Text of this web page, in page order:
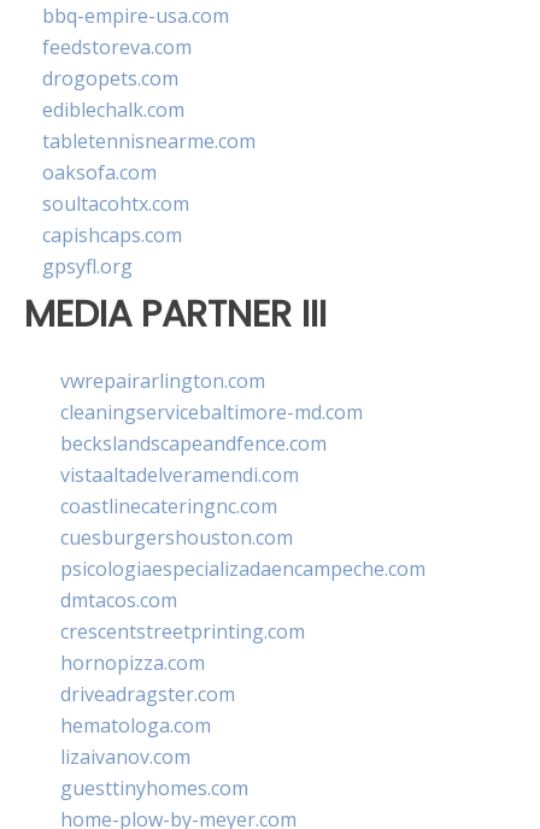
bbq-empire-usa.com
feedstoreva.com
drogopets.com
ediblechalk.com
tabletennisnearme.com
oaksofa.com
soultacohtx.com
capishcaps.com
gpsyfl.org
MEDIA PARTNER III
vwrepairarlington.com
cleaningservicebaltimore-md.com
beckslandscapeandfence.com
vistaaltadelveramendi.com
coastlinecateringnc.com
cuesburgershouston.com
psicologiaespecializadaencampeche.com
dmtacos.com
crescentstreetprinting.com
hornopizza.com
driveadragster.com
hematologa.com
lizaivanov.com
guesttinyhomes.com
home-plow-by-meyer.com